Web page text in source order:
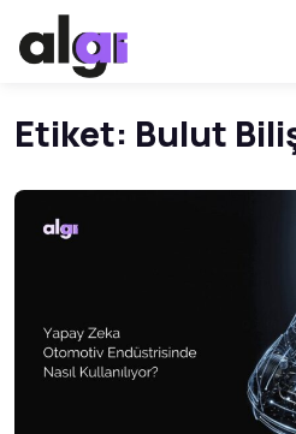
Etiket: Bulut